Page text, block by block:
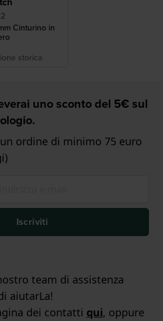
Cinturino in
storica
uno sconto del 5€ sul
ordine di minimo 75 euro
Iscriviti
team di assistenza
aiutarLa!
dei contatti qui, oppure